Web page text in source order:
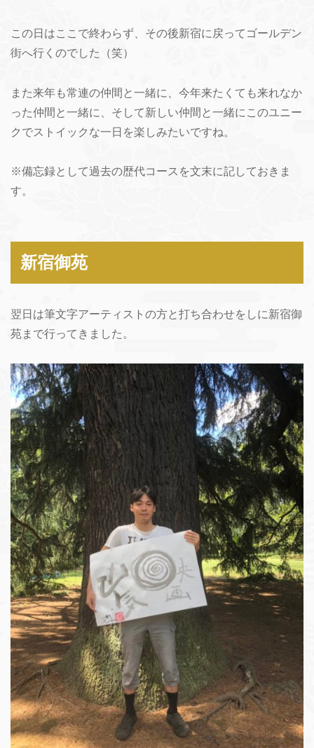
この日はここで終わらず、その後新宿に戻ってゴールデン
街へ行くのでした（笑）
また来年も常連の仲間と一緒に、今年来たくても来れなか
った仲間と一緒に、そして新しい仲間と一緒にこのユニー
クでストイックな一日を楽しみたいですね。
※備忘録として過去の歴代コースを文末に記しておきま
す。
新宿御苑
翌日は筆文字アーティストの方と打ち合わせをしに新宿御
苑まで行ってきました。